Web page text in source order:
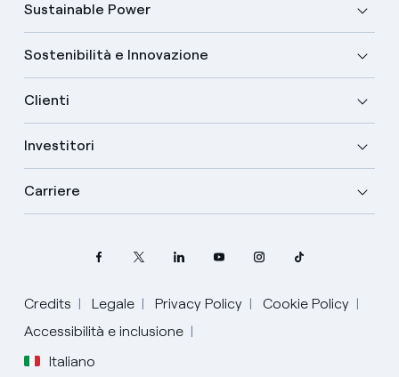
Sustainable Power
Sostenibilità e Innovazione
Clienti
Investitori
Carriere
Credits Legale Privacy Policy
Cookie Policy
Accessibilità e inclusione
Italiano